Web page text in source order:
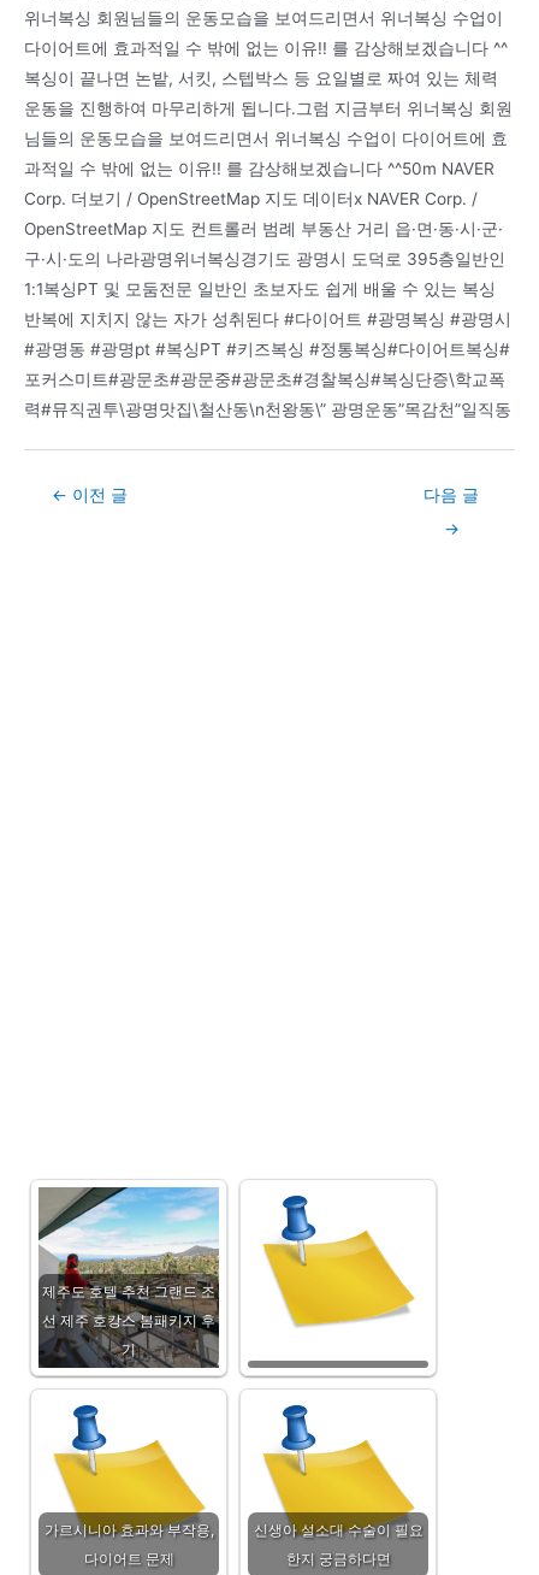
위너복싱 회원님들의 운동모습을 보여드리면서 위너복싱 수업이
다이어트에 효과적일 수 밖에 없는 이유!! 를 감상해보겠습니다 ^^
복싱이 끝나면 논밭, 서킷, 스텝박스 등 요일별로 짜여 있는 체력
운동을 진행하여 마무리하게 됩니다.그럼 지금부터 위너복싱 회원
님들의 운동모습을 보여드리면서 위너복싱 수업이 다이어트에 효
과적일 수 밖에 없는 이유!! 를 감상해보겠습니다 ^^50m NAVER
Corp. 더보기 / OpenStreetMap 지도 데이터x NAVER Corp. /
OpenStreetMap 지도 컨트롤러 범례 부동산 거리 읍·면·동·시·군·
구·시·도의 나라광명위너복싱경기도 광명시 도덕로 395층일반인
1:1복싱PT 및 모둠전문 일반인 초보자도 쉽게 배울 수 있는 복싱
반복에 지치지 않는 자가 성취된다 #다이어트 #광명복싱 #광명시
#광명동 #광명pt #복싱PT #키즈복싱 #정통복싱#다이어트복싱#
포커스미트#광문초#광문중#광문초#경찰복싱#복싱단증\학교폭
력#뮤직권투\광명맛집\철산동\n천왕동\” 광명운동”목감천”일직동
Post← 이전 글
다음 글
→
제주도 호텔 추천 그랜드 조
선 제주 호캉스 봄패키지 후
기
가르시니아 효과와 부작용,
다이어트 문제
신생아 설소대 수술이 필요
한지 궁금하다면